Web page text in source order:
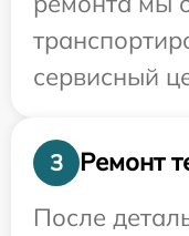
сервисный
3
Ремонт
После